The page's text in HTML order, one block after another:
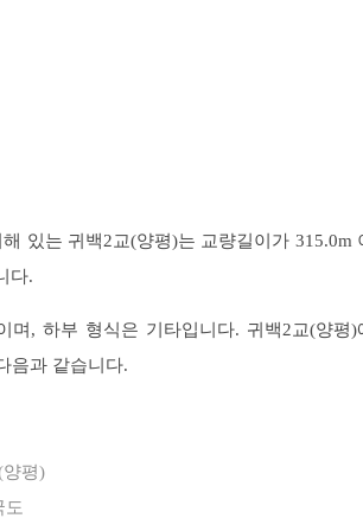
있는 귀백2교(양평)는 교량길이가 315.0m
다.
며, 하부 형식은 기타입니다. 귀백2교(양평)
음과 같습니다.
양평)
도